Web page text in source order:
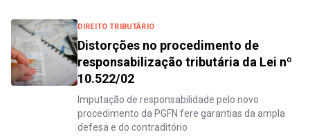
DIREITO TRIBUTÁRIO
Distorções no procedimento de
responsabilização tributária da Lei nº
10.522/02
Imputação de responsabilidade pelo novo
procedimento da PGFN fere garantias da ampla
defesa e do contraditório